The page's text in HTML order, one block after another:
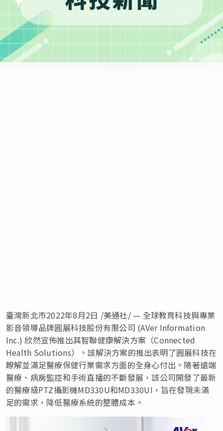
臺灣新北市2022年8月2日 /美通社/ — 全球教育科技與專業
影音領導品牌圓展科技股份有限公司 (AVer Information
Inc.) 欣然宣佈推出其智聯健康解決方案（Connected
Health Solutions）。該解決方案的推出表明了圓展科技在
瞭解並滿足醫療保健行業需求方面的全身心付出。隨著遠端
醫療、病房監控和手術直播的不斷發展，該公司開發了最新
的醫療級PTZ攝影機MD330U和MD330UI，旨在發現未滿
足的需求，降低醫療系統的整體成本。